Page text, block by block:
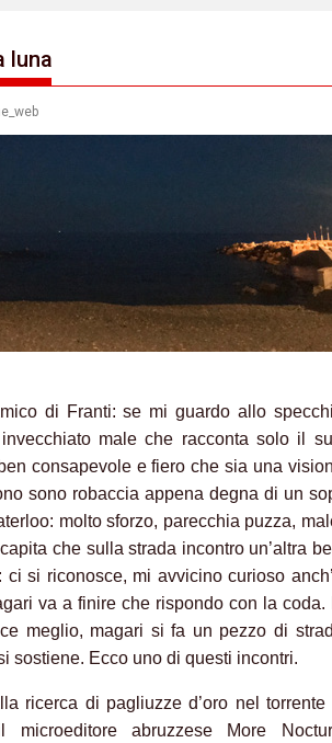
luna
di Franti: se mi guardo allo
male che racconta solo il
consapevole e fiero che sia una
sono robaccia appena degna di un
molto sforzo, parecchia puzza,
che sulla strada incontro un’altra
si riconosce, mi avvicino curioso
va a finire che rispondo con la coda.
meglio, magari si fa un pezzo di
sostiene. Ecco uno di questi incontri.
ricerca di pagliuzze d’oro nel torrente
abruzzese More